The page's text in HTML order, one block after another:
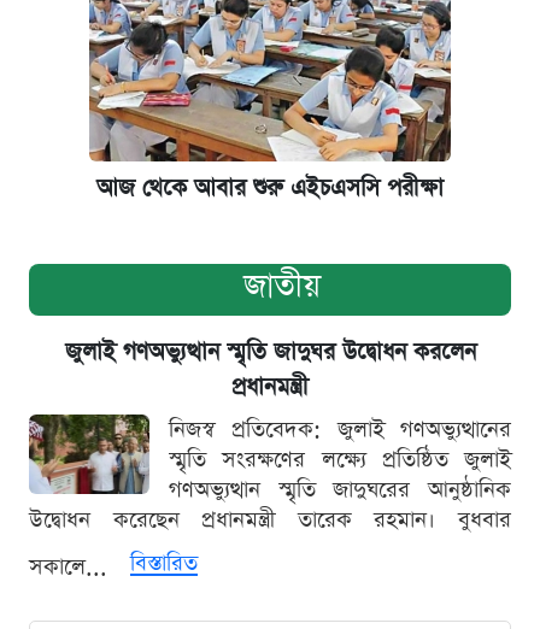
আজ থেকে আবার শুরু এইচএসসি পরীক্ষা
জাতীয়
জুলাই গণঅভ্যুত্থান স্মৃতি জাদুঘর উদ্বোধন করলেন
প্রধানমন্ত্রী
নিজস্ব প্রতিবেদক: জুলাই গণঅভ্যুত্থানের
স্মৃতি সংরক্ষণের লক্ষ্যে প্রতিষ্ঠিত জুলাই
গণঅভ্যুত্থান স্মৃতি জাদুঘরের আনুষ্ঠানিক
উদ্বোধন করেছেন প্রধানমন্ত্রী তারেক রহমান। বুধবার
সকালে...
বিস্তারিত